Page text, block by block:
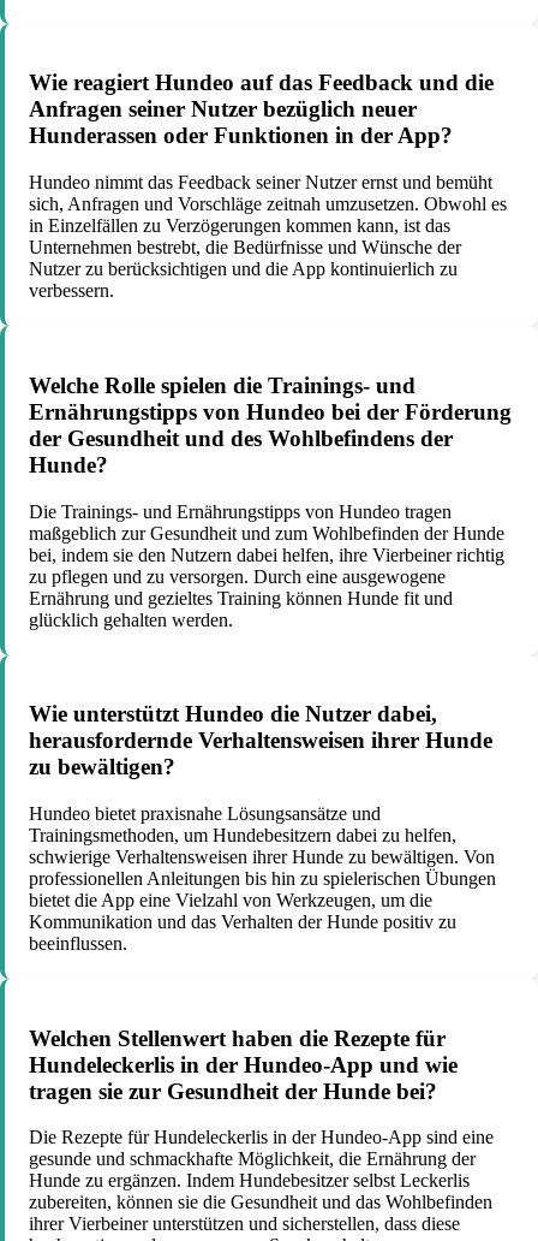
Wie reagiert Hundeo auf das Feedback und die
Anfragen seiner Nutzer bezüglich neuer
Hunderassen oder Funktionen in der App?
Hundeo nimmt das Feedback seiner Nutzer ernst und bemüht
sich, Anfragen und Vorschläge zeitnah umzusetzen. Obwohl es
in Einzelfällen zu Verzögerungen kommen kann, ist das
Unternehmen bestrebt, die Bedürfnisse und Wünsche der
Nutzer zu berücksichtigen und die App kontinuierlich zu
verbessern.
Welche Rolle spielen die Trainings- und
Ernährungstipps von Hundeo bei der Förderung
der Gesundheit und des Wohlbefindens der
Hunde?
Die Trainings- und Ernährungstipps von Hundeo tragen
maßgeblich zur Gesundheit und zum Wohlbefinden der Hunde
bei, indem sie den Nutzern dabei helfen, ihre Vierbeiner richtig
zu pflegen und zu versorgen. Durch eine ausgewogene
Ernährung und gezieltes Training können Hunde fit und
glücklich gehalten werden.
Wie unterstützt Hundeo die Nutzer dabei,
herausfordernde Verhaltensweisen ihrer Hunde
zu bewältigen?
Hundeo bietet praxisnahe Lösungsansätze und
Trainingsmethoden, um Hundebesitzern dabei zu helfen,
schwierige Verhaltensweisen ihrer Hunde zu bewältigen. Von
professionellen Anleitungen bis hin zu spielerischen Übungen
bietet die App eine Vielzahl von Werkzeugen, um die
Kommunikation und das Verhalten der Hunde positiv zu
beeinflussen.
Welchen Stellenwert haben die Rezepte für
Hundeleckerlis in der Hundeo-App und wie
tragen sie zur Gesundheit der Hunde bei?
Die Rezepte für Hundeleckerlis in der Hundeo-App sind eine
gesunde und schmackhafte Möglichkeit, die Ernährung der
Hunde zu ergänzen. Indem Hundebesitzer selbst Leckerlis
zubereiten, können sie die Gesundheit und das Wohlbefinden
ihrer Vierbeiner unterstützen und sicherstellen, dass diese